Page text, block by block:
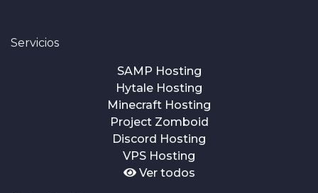
Servicios
SAMP Hosting
Hytale Hosting
Minecraft Hosting
Project Zomboid
Discord Hosting
VPS Hosting
Ver todos